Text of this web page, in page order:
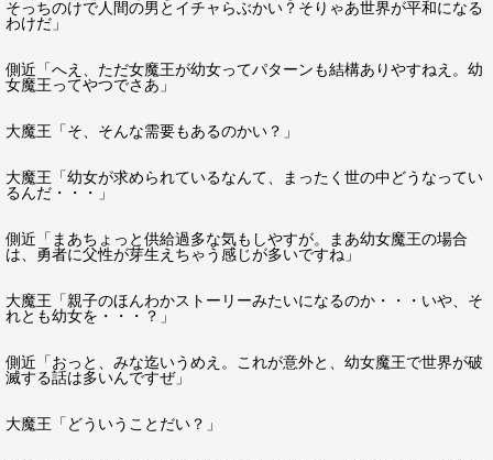
そっちのけで人間の男とイチャらぶかい？そりゃあ世界が平和になる
わけだ」
側近「へえ、ただ女魔王が幼女ってパターンも結構ありやすねえ。幼
女魔王ってやつでさあ」
大魔王「そ、そんな需要もあるのかい？」
大魔王「幼女が求められているなんて、まったく世の中どうなってい
るんだ・・・」
側近「まあちょっと供給過多な気もしやすが。まあ幼女魔王の場合
は、勇者に父性が芽生えちゃう感じが多いですね」
大魔王「親子のほんわかストーリーみたいになるのか・・・いや、そ
れとも幼女を・・・？」
側近「おっと、みな迄いうめえ。これが意外と、幼女魔王で世界が破
滅する話は多いんですぜ」
大魔王「どういうことだい？」